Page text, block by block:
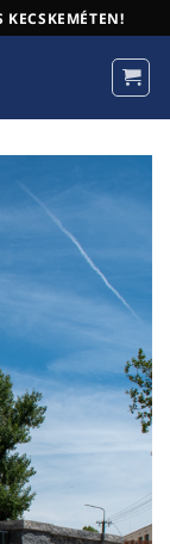
KECSKEMÉTEN!